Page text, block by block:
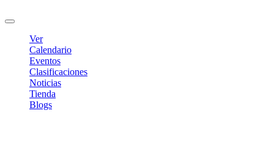
Ver
Calendario
Eventos
Clasificaciones
Noticias
Tienda
Blogs